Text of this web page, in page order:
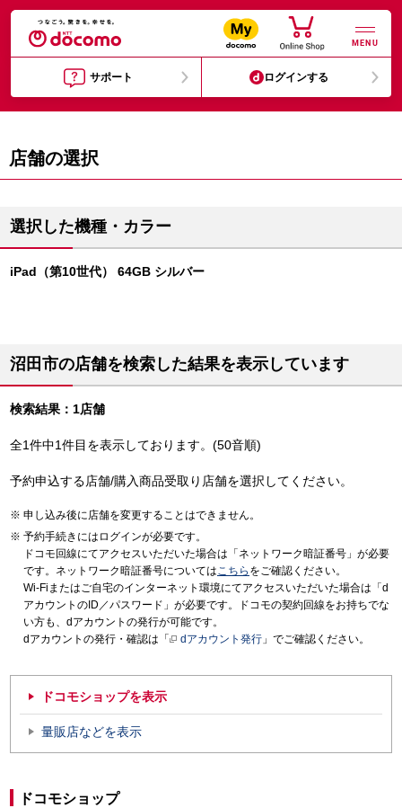
MENU
サポート ログインする
店舗の選択
選択した機種・カラー
iPad（第10世代） 64GB シルバー
沼田市の店舗を検索した結果を表示しています
検索結果：1店舗
全1件中1件目を表示しております。(50音順)
予約申込する店舗/購入商品受取り店舗を選択してください。
申し込み後に店舗を変更することはできません。
予約手続きにはログインが必要です。
ドコモ回線にてアクセスいただいた場合は「ネットワーク暗証番号」が必要
です。ネットワーク暗証番号についてはこちら をご確認ください。
Wi-Fiまたはご自宅のインターネット環境にてアクセスいただいた場合は「d
アカウントのID／パスワード」が必要です。ドコモの契約回線をお持ちでな
い方も、dアカウントの発行が可能です。
dアカウントの発行・確認は「
dアカウント発行 」でご確認ください。
ドコモショップを表示
量販店などを表示
ドコモショップ